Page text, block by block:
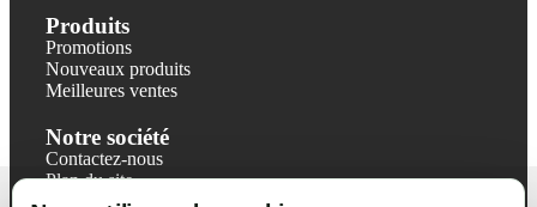
Produits
Promotions
Nouveaux produits
Meilleures ventes
Notre société
Contactez-nous
Plan du site
Magasin